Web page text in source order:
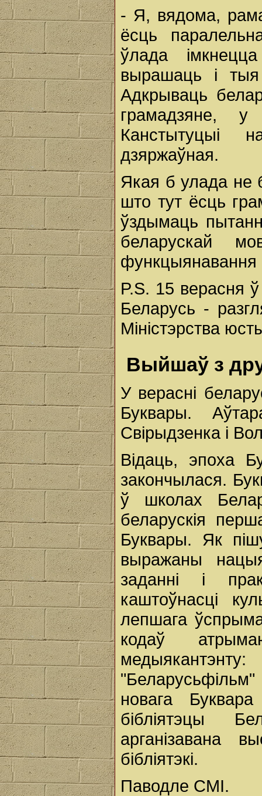
- Я, вядома,
ёсць
ўлада
вырашаць і
Адкрываць
грамадзяне,
Канстытуцыі
дзяржаўная.
Якая б улада не
што тут ёсць
ўздымаць
беларускай
функцыянавання
P.S. 15 верасня
Беларусь -
Міністэрства
Выйшаў з
У верасні
Буквары.
Свірыдзенка і
Відаць, эпоха
закончылася.
ў школах
беларускія
Буквары. Як
выражаны
заданні і
каштоўнасці
лепшага
кодаў
новага
бібліятэцы
арганізавана
бібліятэкі.
Паводле СМІ.